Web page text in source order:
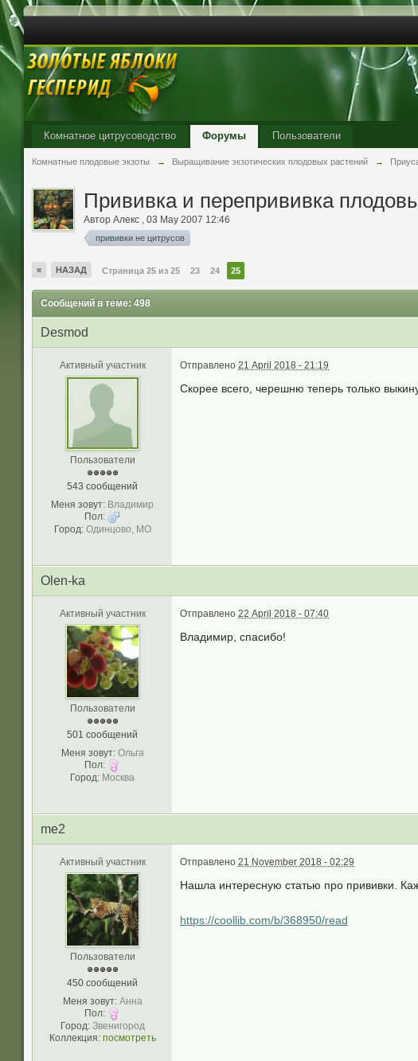
Комнатное цитрусоводство Форумы Пользователи
Комнатные плодовые экзоты → Выращивание экзотических плодовых растений →
Прививка и перепрививка
Автор Aлекc , 03 May 2007 12:46
прививки не цитрусов
« НАЗАД Страница 25 из 25 23 24 25
Сообщений в теме: 498
Desmod
Активный участник
Пользователи
543 сообщений
Меня зовут: Владимир
Пол:
Город: Одинцово, МО
Отправлено 21 April 2018 - 21:19
Скорее всего, черешню теперь только
Olen-ka
Активный участник
Пользователи
501 сообщений
Меня зовут: Ольга
Пол:
Город: Москва
Отправлено 22 April 2018 - 07:40
Владимир, спасибо!
me2
Активный участник
Пользователи
450 сообщений
Меня зовут: Анна
Пол:
Город: Звенигород
Коллекция: посмотреть
Отправлено 21 November 2018 - 02:29
Нашла интересную статью про прививки.
https://coollib.com/b/368950/read